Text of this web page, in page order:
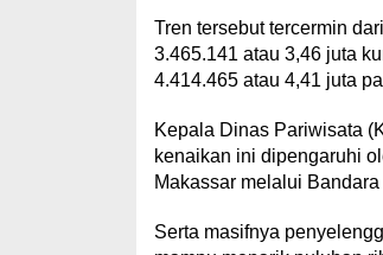
Tren tersebut tercermin
3.465.141 atau 3,46 juta
4.414.465 atau 4,41 juta
Kepala Dinas Pariwisata
kenaikan ini dipengaruhi
Makassar melalui
Serta masifnya